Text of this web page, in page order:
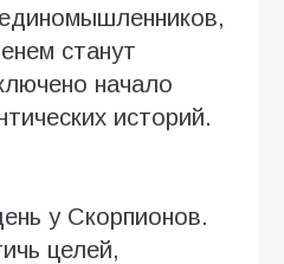
станут
начало
историй.
у Скорпионов.
целей,